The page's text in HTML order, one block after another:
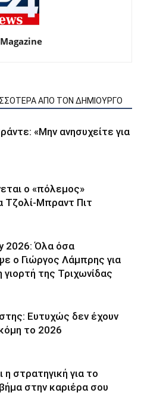
ΑΠΟ ΤΟΝ ΔΗΜΙΟΥΡΓΟ
«Μην ανησυχείτε για
ο «πόλεμος»
Τζολί-Μπραντ Πιτ
2026: Όλα όσα
ο Γιώργος Λάμπρης για
γιορτή της Τριχωνίδας
Ευτυχώς δεν έχουν
το 2026
η στρατηγική για το
στην καριέρα σου